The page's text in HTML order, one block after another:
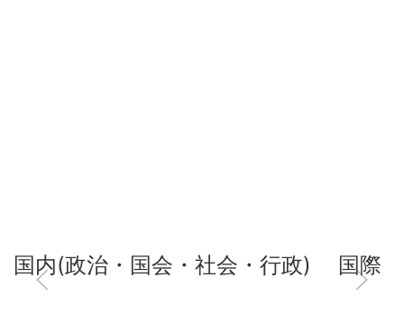
国内(政治・国会・社会・行政) 国際